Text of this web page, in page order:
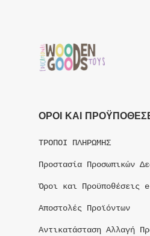
ΟΡΟΙ ΚΑΙ
ΤΡΟΠΟΙ ΠΛΗΡΩΜΗΣ
Προστασία Προσωπικών
Όροι και Προϋποθέσεις
Αποστολές Προϊόντων
Αντικατάσταση Αλλαγή